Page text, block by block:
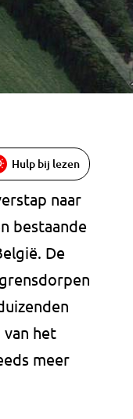
Hulp bij lezen
naar
bestaande
De
het
meer